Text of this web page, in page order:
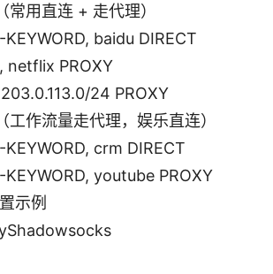
常用直连 + 走代理）
baidu DIRECT
netflix PROXY
24 PROXY
工作流量走代理，娱乐直连）
crm DIRECT
youtube PROXY
示例